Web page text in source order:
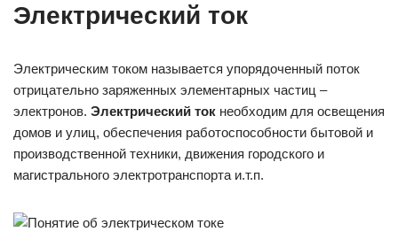
Электрический ток
Электрическим током называется упорядоченный поток
отрицательно заряженных элементарных частиц –
электронов. Электрический ток необходим для освещения
домов и улиц, обеспечения работоспособности бытовой и
производственной техники, движения городского и
магистрального электротранспорта и.т.п.